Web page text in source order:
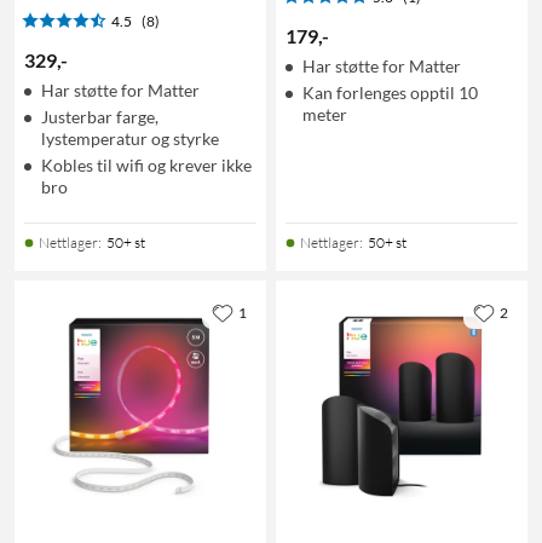
4.5 (8)
329,-
Har støtte for Matter
Justerbar farge,
lystemperatur og styrke
Kobles til wifi og krever ikke
bro
Nettlager: 50+ st
179,-
Har støtte for Matter
Kan forlenges opptil 10
meter
Nettlager: 50+ st
1 2